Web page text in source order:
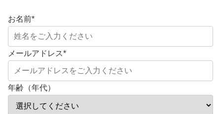
お名前*
メールアドレス*
年齢（年代）